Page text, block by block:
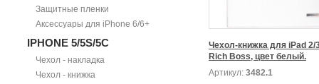
Защитные пленки
Аксессуары для iPhone 6/6+
IPHONE 5/5S/5С
Чехол - накладка
Чехол - книжка
Чехол-книжка для iPad 2/
Rich Boss, цвет белый.
Артикул: 3482.1